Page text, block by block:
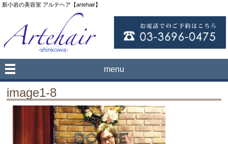
新小岩の美容室 アルテヘア【artehair】
menu
image1-8